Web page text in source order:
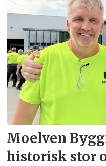
Moelven
historisk stor